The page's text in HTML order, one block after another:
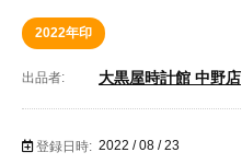
2022年印
出品者: 大黒屋時計館 中野店
登録日時: 2022 / 08 / 23